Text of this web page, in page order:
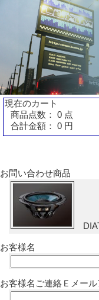
現在のカート
商品点数： 0 点
合計金額： 0 円
お問い合わせ商品
お客様名
お客様名ご連絡Ｅメール